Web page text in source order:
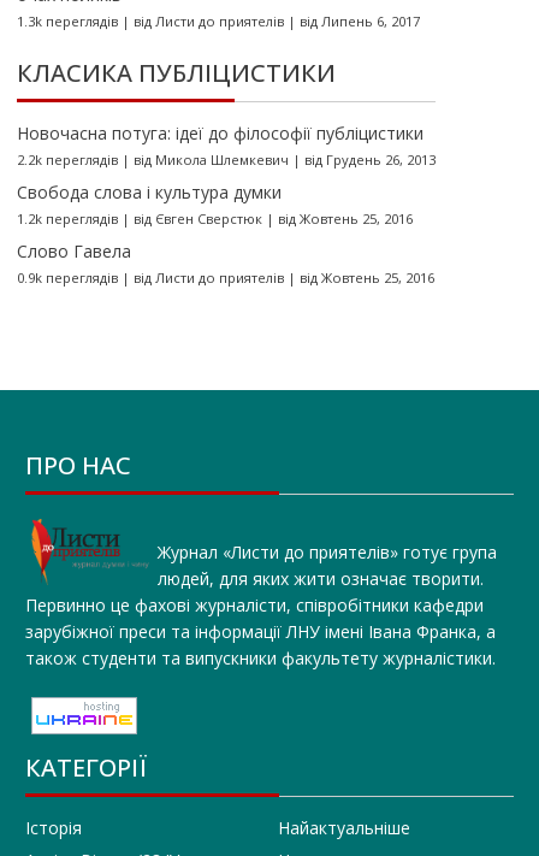
1.3k переглядів| від Листи до приятелів| від Липень 6, 2017
КЛАСИКА ПУБЛІЦИСТИКИ
Новочасна потуга: ідеї до філософії публіцистики
2.2k переглядів| від Микола Шлемкевич | від Грудень 26, 2013
Свобода слова і культура думки
1.2k переглядів| від Євген Сверстюк| від Жовтень 25, 2016
Слово Гавела
0.9k переглядів| від Листи до приятелів| від Жовтень 25, 2016
ПРО НАС
Журнал «Листи до приятелів» готує група
людей, для яких жити означає творити.
Первинно це фахові журналісти, співробітники кафедри
зарубіжної преси та інформації ЛНУ імені Івана Франка, а
також студенти та випускники факультету журналістики.
КАТЕГОРІЇ
Історія
Найактуальніше